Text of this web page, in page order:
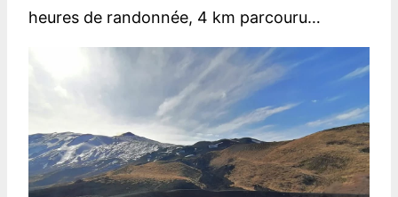
heures de randonnée, 4 km parcouru…